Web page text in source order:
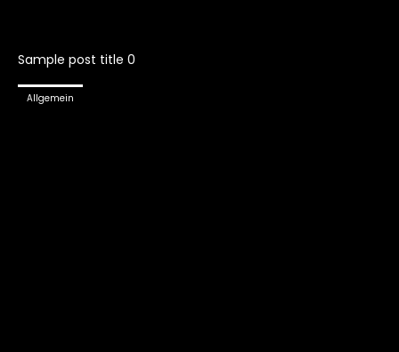
Sample post title 0
Allgemein